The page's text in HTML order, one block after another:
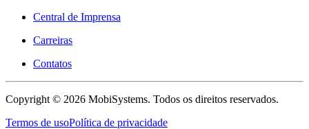
Central de Imprensa
Carreiras
Contatos
Copyright © 2026 MobiSystems. Todos os direitos reservados.
Termos de usoPolítica de privacidade